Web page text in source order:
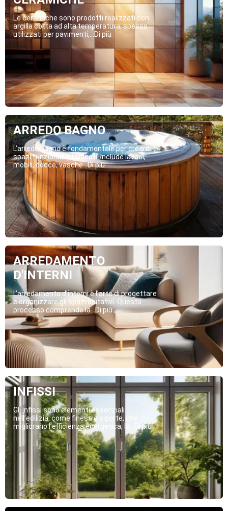
Le ceramiche sono prodotti realizzati con
argilla cotta ad alta temperatura, spesso
utilizzati per pavimenti,...Di più
ARREDO BAGNO
L’arredo bagno è fondamentale per creare
spazi funzionali e raffinati. Include lavabi,
mobili, docce, vasche...Di più
ARREDAMENTO
D'INTERNI
L’arredamento d’interni è l’arte di progettare
e organizzare gli spazi abitativi. Questo
processo comprende la...Di più
INFISSI
Gli infissi sono elementi essenziali
nell’edilizia, come finestre e porte, che
migliorano l’efficienza energetica, la...Di più